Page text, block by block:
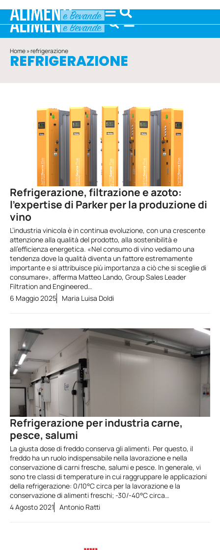
Home»refrigerazione
REFRIGERAZIONE
Refrigerazione, filtrazione e azoto:
l’expertise di Parker per la produzione di
vino
L’industria vinicola è in continua evoluzione, con una crescente
attenzione alla qualità del prodotto, alla sostenibilità e
all’efficienza energetica. «Nel consumo di vino vediamo una
tendenza dove la qualità diventa un fattore estremamente
importante e si attribuisce più importanza a ciò che si sceglie di
consumare», afferma Matteo Lando, Group Sales Leader
Filtration and Engineered…
6 Maggio 2025
Maria Luisa Doldi
Refrigerazione per industria carne,
pesce, salumi
La giusta dose di freddo conserva gli alimenti. Per questo, il
freddo ha un ruolo indispensabile nella lavorazione e nella
conservazione di carni fresche, salumi e pesce. In generale, vi
sono tre classi di temperature in cui raggruppare le applicazioni
della refrigerazione: 0/10°C circa per la lavorazione e la
conservazione di alimenti freschi; -30/-40°C circa…
4 Agosto 2021
Antonio Ratti